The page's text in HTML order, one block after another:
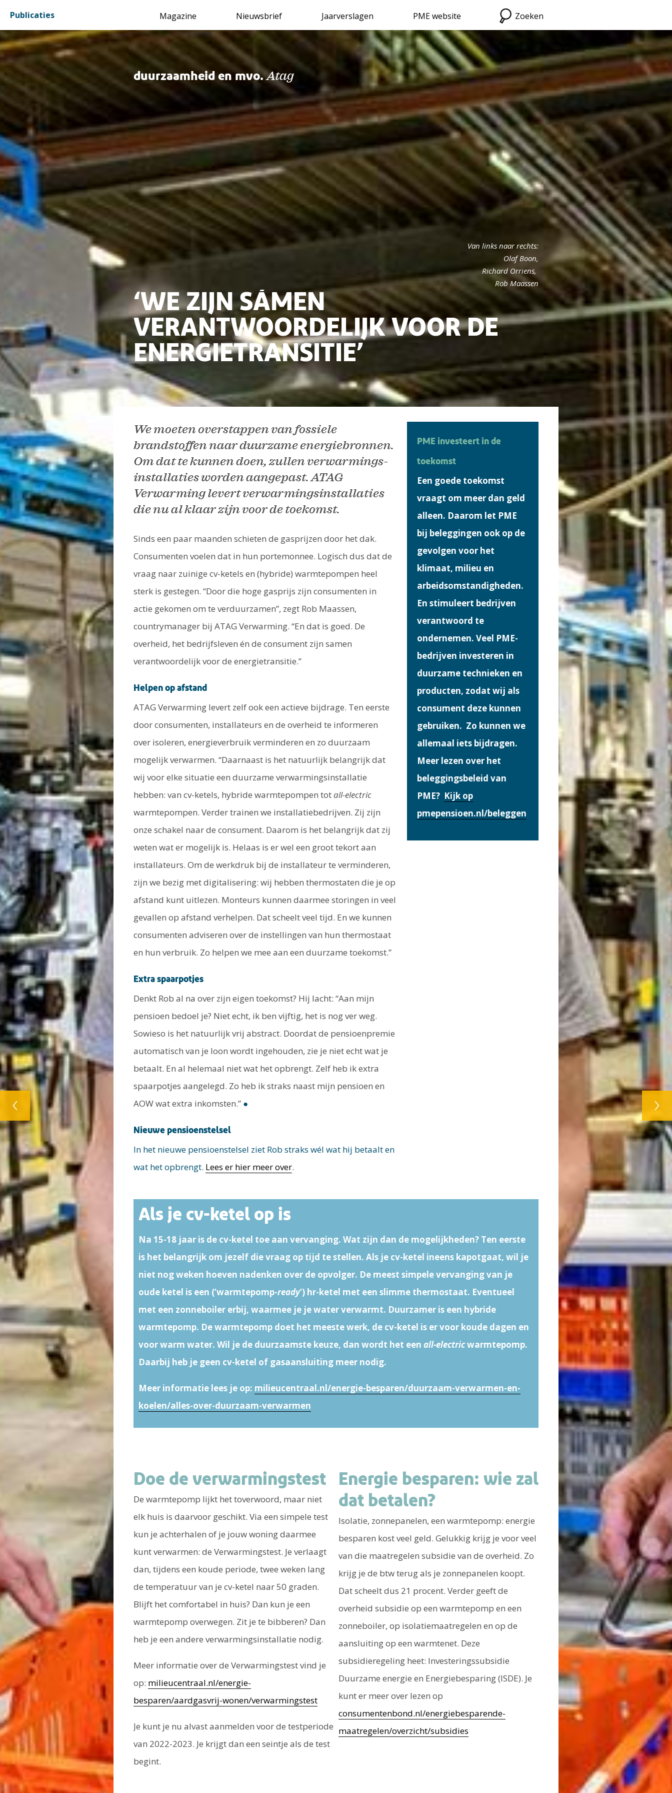
Publicaties Magazine Nieuwsbrief Jaarverslagen PME website Zoeken
Inhoud Delen via
duurzaamheid en mvo.Atag
Van links naar rechts:
Olaf Boon,
Richard Orriens,
Rob Maassen
‘WE ZIJN SÁMEN
VERANTWOORDELIJK VOOR DE
ENERGIETRANSITIE’
We moeten overstappen van fossiele
brandstoffen naar duurzame energiebronnen.
Om dat te kunnen doen, zullen verwarmings­
installaties worden aangepast. ATAG
Verwarming levert verwarmingsinstallaties
die nu al klaar zijn voor de toekomst.
Sinds een paar maanden schieten de gasprijzen door het dak.
Consumenten voelen dat in hun portemonnee. Logisch dus dat de
vraag naar zuinige cv-ketels en (hybride) warmtepompen heel
sterk is gestegen. “Door die hoge gasprijs zijn consumenten in
actie gekomen om te verduur­zamen”, zegt Rob Maassen,
countrymanager bij ATAG Verwarming. “En dat is goed. De
overheid, het bedrijfsleven én de consument zijn samen
verantwoordelijk voor de energietransitie.”
Helpen op afstand
ATAG Verwarming levert zelf ook een actieve bijdrage. Ten eerste
door consumenten, installateurs en de overheid te informeren
over isoleren, energieverbruik verminderen en zo duurzaam
mogelijk verwarmen. “Daarnaast is het natuurlijk belangrijk dat
wij voor elke situatie een duurzame verwarmingsinstallatie
hebben: van cv-ketels, hybride warmtepompen totall-electric
warmtepompen. Verder trainen we installatiebedrijven. Zij zijn
onze schakel naar de consument. Daarom is het belangrijk dat zij
weten wat er mogelijk is. Helaas is er wel een groot tekort aan
installateurs. Om de werkdruk bij de installateur te verminderen,
zijn we bezig met digitalisering: wij hebben thermostaten die je op
afstand kunt uitlezen. Monteurs kunnen daarmee storingen in veel
gevallen op afstand verhelpen. Dat scheelt veel tijd. En we kunnen
consumenten adviseren over de instellingen van hun thermostaat
en hun verbruik. Zo helpen we mee aan een duurzame toekomst.”
Extra spaarpotjes
Denkt Rob al na over zijn eigen toekomst? Hij lacht: “Aan mijn
pensioen bedoel je? Niet echt, ik ben vijftig, het is nog ver weg.
Sowieso is het natuurlijk vrij abstract. Doordat de pensioenpremie
automatisch van je loon wordt ingehouden, zie je niet echt wat je
betaalt. En al helemaal niet wat het opbrengt. Zelf heb ik extra
spaarpotjes aan­gelegd. Zo heb ik straks naast mijn pensioen en
AOW wat extra ­inkomsten.” ●
Nieuwe pensioenstelsel
In het nieuwe pensioenstelsel ziet Rob straks wél wat hij betaalt en
wat het opbrengt. Lees er hier meer over.
PME investeert in de
toekomst
Een goede toekomst
vraagt om meer dan geld
alleen. Daarom let PME
bij beleggingen ook op de
gevolgen voor het
klimaat, milieu en
arbeidsomstandig­heden.
En ­stimuleert bedrijven
verantwoord te
ondernemen. Veel PME-
bedrijven investeren in
duurzame technieken en
producten, zodat wij als
consument deze kunnen
gebruiken. Zo kunnen we
allemaal iets bijdragen.
Meer lezen over het
beleggingsbeleid van
PME? Kijk op
pmepensioen.nl/beleggen
Als je cv-ketel op is
Na 15-18 jaar is de cv-ketel toe aan vervanging. Wat zijn dan de mogelijkheden? Ten eerste
is het belangrijk om jezelf die vraag op tijd te stellen. Als je cv-ketel ineens kapotgaat, wil je
niet nog weken hoeven nadenken over de opvolger. De meest simpele vervanging van je
oude ketel is een (‘warmtepomp-ready’) hr-ketel met een slimme thermostaat. Eventueel
met een zonneboiler erbij, waarmee je je water verwarmt. Duurzamer is een hybride
warmtepomp. De warmtepomp doet het meeste werk, de cv-ketel is er voor koude dagen en
voor warm water. Wil je de duurzaamste keuze, dan wordt het een all-electricwarmtepomp.
Daarbij heb je geen cv-ketel of gasaansluiting meer nodig.
Meer informatie lees je op: milieucentraal.nl/energie-besparen/duurzaam-verwarmen-en-
koelen/alles-over-duurzaam-verwarmen
Doe de verwarmingstest
De warmtepomp lijkt het toverwoord, maar niet
elk huis is daarvoor geschikt. Via een simpele test
kun je achterhalen of je jouw woning daarmee
kunt verwarmen: de Verwarmingstest. Je verlaagt
dan, tijdens een koude periode, twee weken lang
de temperatuur van je cv-ketel naar 50 graden.
Blijft het comfortabel in huis? Dan kun je een
warmtepomp overwegen. Zit je te bibberen? Dan
heb je een andere verwarmingsinstallatie nodig.
Meer informatie over de Verwarmingstest vind je
op: milieucentraal.nl/energie-
besparen/aardgasvrij-wonen/­verwarmingstest
Je kunt je nu alvast aanmelden voorde testperiode
van 2022-2023. Je krijgtdan een seintje als de test
begint.
Energie besparen: wie zal
dat betalen?
Isolatie, zonnepanelen, een warmtepomp: energie
besparen kost veel geld. Gelukkig krijg je voor veel
van die maatregelen subsidie van de overheid. Zo
krijg je de btw terug als je zonnepanelen koopt.
Dat scheelt dus 21 procent. Verder geeft de
overheid subsidie op een warmtepomp en een
zonneboiler, op isolatiemaatregelen en op de
aansluiting op een warmtenet. Deze
subsidieregeling heet: Investeringssubsidie
Duurzame energie en Energiebesparing (ISDE). Je
kunt er meer over lezen op
consumentenbond.nl/energiebesparende-
maatregelen/overzicht/subsidies